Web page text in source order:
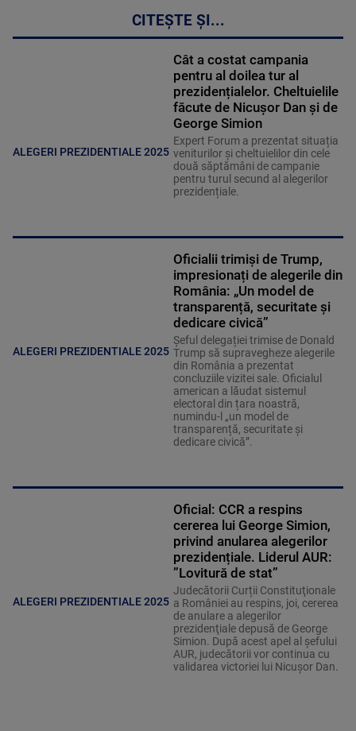
CITEȘTE ȘI...
ALEGERI PREZIDENTIALE 2025
Cât a costat campania
pentru al doilea tur al
prezidențialelor. Cheltuielile
făcute de Nicușor Dan și de
George Simion
Expert Forum a prezentat situația
veniturilor și cheltuielilor din cele
două săptămâni de campanie
pentru turul secund al alegerilor
prezidențiale.
ALEGERI PREZIDENTIALE 2025
Oficialii trimiși de Trump,
impresionați de alegerile din
România: „Un model de
transparență, securitate și
dedicare civică”
Șeful delegației trimise de Donald
Trump să supravegheze alegerile
din România a prezentat
concluziile vizitei sale. Oficialul
american a lăudat sistemul
electoral din țara noastră,
numindu-l „un model de
transparență, securitate și
dedicare civică”.
ALEGERI PREZIDENTIALE 2025
Oficial: CCR a respins
cererea lui George Simion,
privind anularea alegerilor
prezidențiale. Liderul AUR:
”Lovitură de stat”
Judecătorii Curții Constituţionale
a României au respins, joi, cererea
de anulare a alegerilor
prezidenţiale depusă de George
Simion. După acest apel al șefului
AUR, judecătorii vor continua cu
validarea victoriei lui Nicușor Dan.